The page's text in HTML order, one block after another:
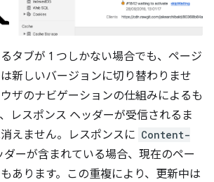
タブが 1 つしかない場合でも、ページ
新しいバージョンに切り替わりませ
ザのナビゲーションの仕組みによるも
レスポンス ヘッダーが受信されるま
えません。レスポンスに Content-
ダーが含まれている場合、現在のペー
あります。この重複により、更新中は